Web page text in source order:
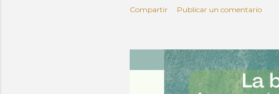
Compartir Publicar un comentario